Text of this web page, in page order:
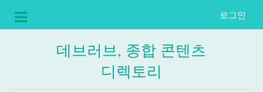
로그인
데브러브, 종합 콘텐츠
디렉토리